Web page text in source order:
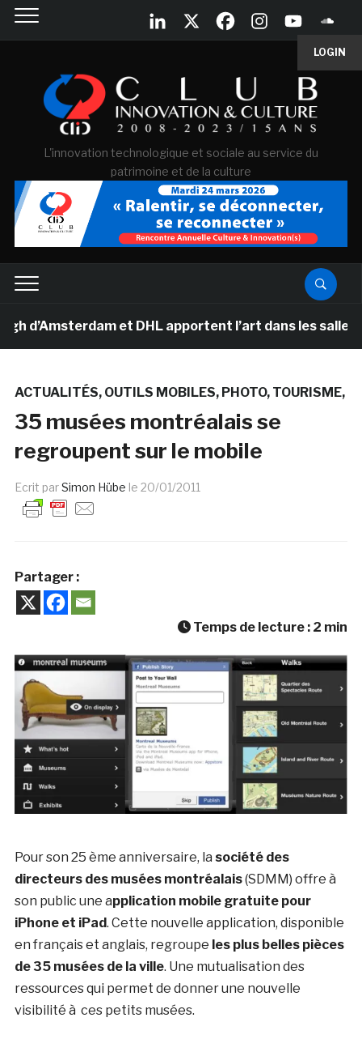
LOGIN
L'innovation technologique et sociale au service du
patrimoine et de la culture
et DHL apportent l’art dans les salles de
ACTUALITÉS OUTILS MOBILES PHOTO TOURISME
35 musées montréalais se
regroupent sur le mobile
Ecrit parSimon Hübe le 20/01/2011
Partager :
Temps de lecture : 2 min
Pour son 25 ème anniversaire, la société des
directeurs des musées montréalais(SDMM) offre à
son public une application mobile gratuite pour
iPhone et iPad. Cette nouvelle application, disponible
en français et anglais, regroupe les plus belles pièces
de 35 musées de la ville. Une mutualisation des
ressources qui permet de donner une nouvelle
visibilité à ces petits musées.